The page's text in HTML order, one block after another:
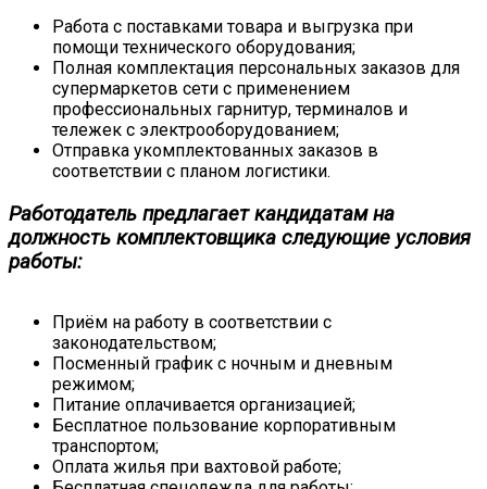
Работа с поставками товара и выгрузка при
помощи технического оборудования;
Полная комплектация персональных заказов для
супермаркетов сети с применением
профессиональных гарнитур, терминалов и
тележек с электрооборудованием;
Отправка укомплектованных заказов в
соответствии с планом логистики.
Работодатель предлагает кандидатам на
должность комплектовщика следующие условия
работы:
Приём на работу в соответствии с
законодательством;
Посменный график с ночным и дневным
режимом;
Питание оплачивается организацией;
Бесплатное пользование корпоративным
транспортом;
Оплата жилья при вахтовой работе;